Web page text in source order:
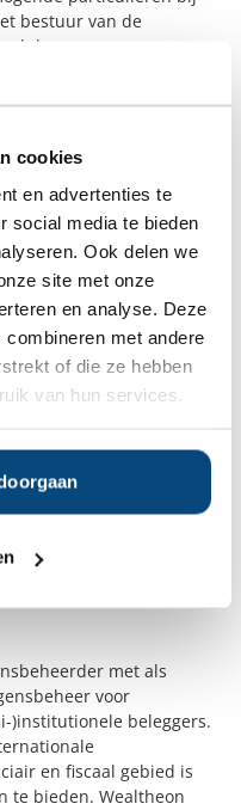
cookies
en advertenties te
social media te bieden
Ook delen we
site met onze
en analyse. Deze
met andere
of die ze hebben
van hun services.
bestuur van de
door...
2020 onderdeel
van vier
Mijn Effecten, Today's
en
is een
in Den Haag. De
met als
voor
)institutionele beleggers.
en fiscaal gebied is
te bieden. Wealtheon